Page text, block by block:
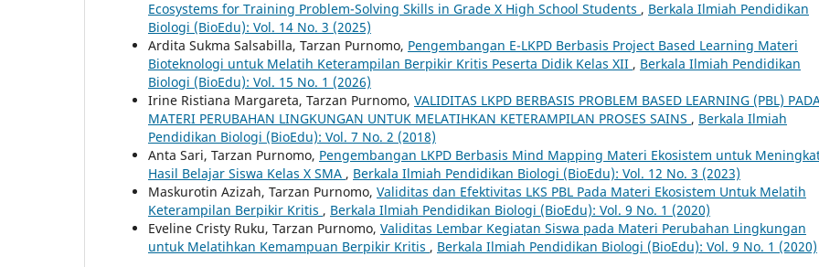
Ecosystems for Training Problem-Solving Skills in Grade X High School Students , Berkala Ilmiah Pendidikan
Biologi (BioEdu): Vol. 14 No. 3 (2025)
Ardita Sukma Salsabilla, Tarzan Purnomo, Pengembangan E-LKPD Berbasis Project Based Learning Materi
Bioteknologi untuk Melatih Keterampilan Berpikir Kritis Peserta Didik Kelas XII , Berkala Ilmiah Pendidikan
Biologi (BioEdu): Vol. 15 No. 1 (2026)
Irine Ristiana Margareta, Tarzan Purnomo, VALIDITAS LKPD BERBASIS PROBLEM BASED LEARNING (PBL)
MATERI PERUBAHAN LINGKUNGAN UNTUK MELATIHKAN KETERAMPILAN PROSES SAINS , Berkala Ilmiah
Pendidikan Biologi (BioEdu): Vol. 7 No. 2 (2018)
Anta Sari, Tarzan Purnomo, Pengembangan LKPD Berbasis Mind Mapping Materi Ekosistem untuk
Hasil Belajar Siswa Kelas X SMA , Berkala Ilmiah Pendidikan Biologi (BioEdu): Vol. 12 No. 3 (2023)
Maskurotin Azizah, Tarzan Purnomo, Validitas dan Efektivitas LKS PBL Pada Materi Ekosistem Untuk Melatih
Keterampilan Berpikir Kritis , Berkala Ilmiah Pendidikan Biologi (BioEdu): Vol. 9 No. 1 (2020)
Eveline Cristy Ruku, Tarzan Purnomo, Validitas Lembar Kegiatan Siswa pada Materi Perubahan Lingkungan
untuk Melatihkan Kemampuan Berpikir Kritis , Berkala Ilmiah Pendidikan Biologi (BioEdu): Vol. 9 No. 1 (2020)